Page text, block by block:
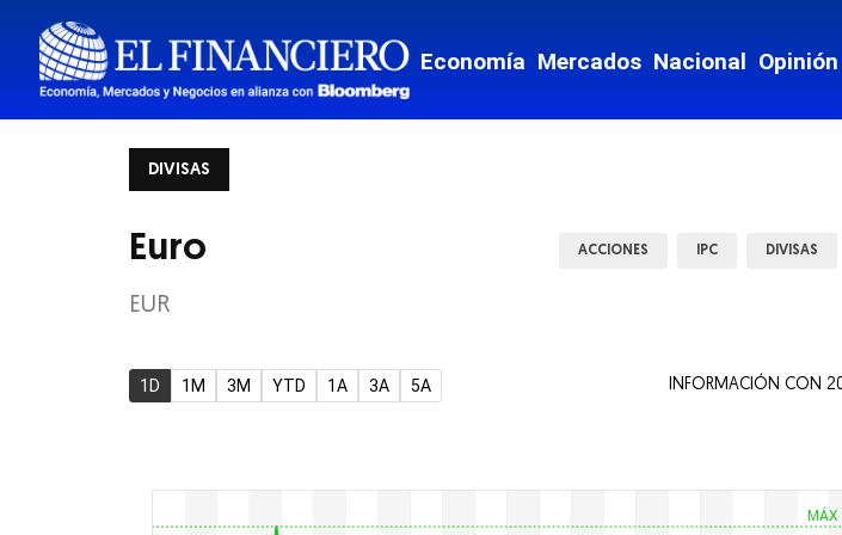
Economía Mercados Nacional Opinión
Mostrar
DIVISAS
Euro ACCIONES IPC DIVISAS
EUR
1D 1M 3M YTD 1A 3A 5A INFORMACIÓN CON
MÁX